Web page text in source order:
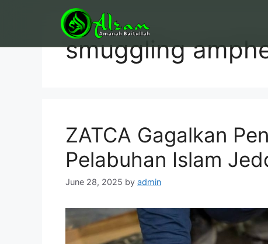
smuggling
ZATCA Gagalkan
Pelabuhan Islam
June 28, 2025 by admin